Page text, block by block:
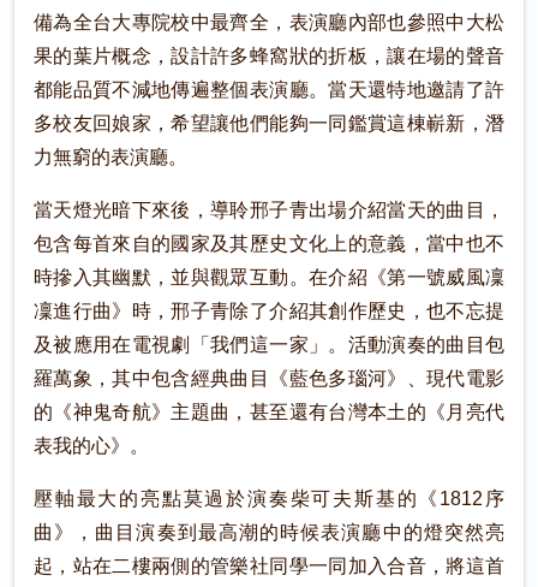
備為全台大專院校中最齊全，表演廳內部也參照中大松
果的葉片概念，設計許多蜂窩狀的折板，讓在場的聲音
都能品質不減地傳遍整個表演廳。當天還特地邀請了許
多校友回娘家，希望讓他們能夠一同鑑賞這棟嶄新，潛
力無窮的表演廳。
當天燈光暗下來後，導聆邢子青出場介紹當天的曲目，
包含每首來自的國家及其歷史文化上的意義，當中也不
時摻入其幽默，並與觀眾互動。在介紹《第一號威風凜
凜進行曲》時，邢子青除了介紹其創作歷史，也不忘提
及被應用在電視劇「我們這一家」。活動演奏的曲目包
羅萬象，其中包含經典曲目《藍色多瑙河》、現代電影
的《神鬼奇航》主題曲，甚至還有台灣本土的《月亮代
表我的心》。
壓軸最大的亮點莫過於演奏柴可夫斯基的《1812序
曲》，曲目演奏到最高潮的時候表演廳中的燈突然亮
起，站在二樓兩側的管樂社同學一同加入合音，將這首